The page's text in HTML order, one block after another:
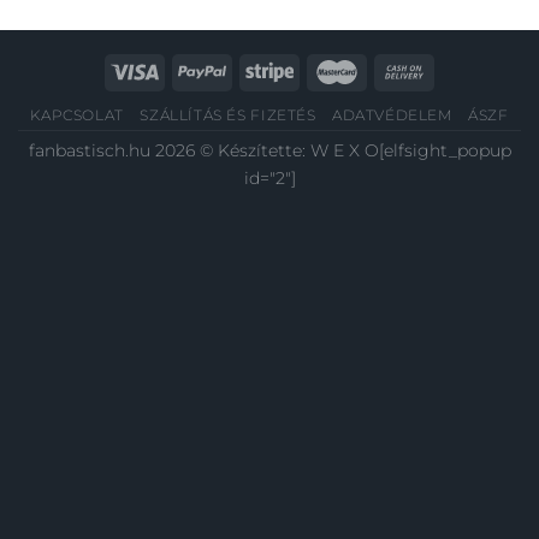
KAPCSOLAT SZÁLLÍTÁS ÉS FIZETÉS ADATVÉDELEM ÁSZF
fanbastisch.hu 2026 © Készítette: W E X O[elfsight_popup
id="2"]